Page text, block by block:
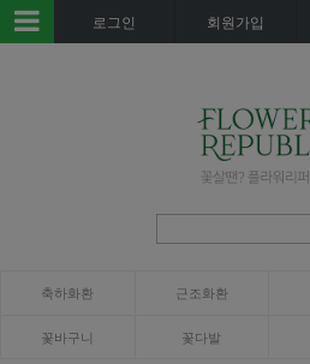
로그인 회원가입
축하화환 근조화환
꽃바구니 꽃다발